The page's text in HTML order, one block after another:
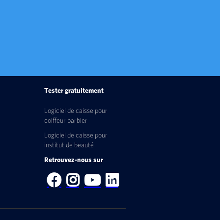
Tester gratuitement
Logiciel de caisse pour
coiffeur barbier
Logiciel de caisse pour
institut de beauté
Retrouvez-nous sur
   